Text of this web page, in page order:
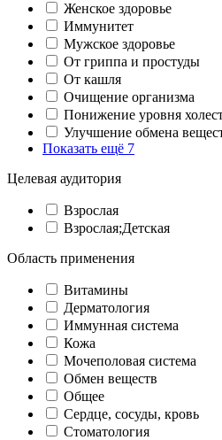
Женское здоровье
Иммунитет
Мужское здоровье
От гриппа и простуды
От кашля
Очищение организма
Понижение уровня
Улучшение обмена
Показать ещё 7
Целевая аудитория
Взрослая
Взрослая;Детская
Область применения
Витамины
Дерматология
Иммунная система
Кожа
Мочеполовая система
Обмен веществ
Общее
Сердце, сосуды, кровь
Стоматология